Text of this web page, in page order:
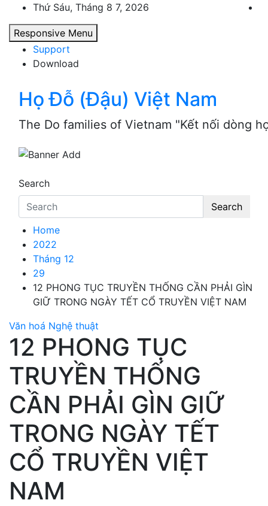
content
Thứ Sáu, Tháng 8 7, 2026
Responsive Menu
Support
Download
Họ Đỗ (Đậu) Việt Nam
The Do families of Vietnam "Kết nối dòng
Search
Search
Home
2022
Tháng 12
29
12 PHONG TỤC TRUYỀN THỐNG CẦN PHẢI GÌN
GIỮ TRONG NGÀY TẾT CỔ TRUYỀN VIỆT NAM
Văn hoá Nghệ thuật
12 PHONG TỤC
TRUYỀN THỐNG
CẦN PHẢI GÌN GIỮ
TRONG NGÀY TẾT
CỔ TRUYỀN VIỆT
NAM